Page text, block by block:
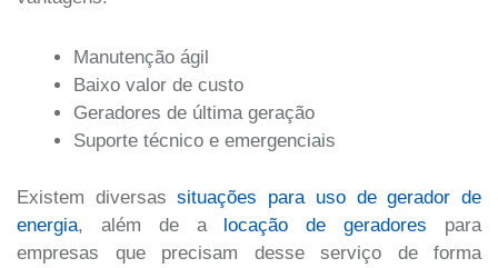
Manutenção ágil
Baixo valor de custo
Geradores de última geração
Suporte técnico e emergenciais
Existem diversassituações para uso de gerador de
energia, além de a locação de geradores para
empresas que precisam desse serviço de forma